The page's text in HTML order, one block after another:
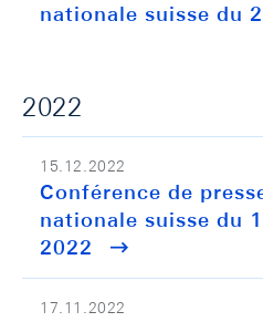
nationale suisse du
2022
15.12.2022
Conférence de
nationale suisse du
2022
17.11.2022